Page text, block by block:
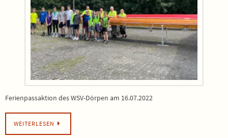
Ferienpassaktion des WSV-Dörpen am 16.07.2022
WEITERLESEN